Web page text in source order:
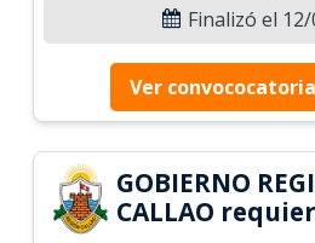
Finalizó el
Ver
GOBIERNO
CALLAO